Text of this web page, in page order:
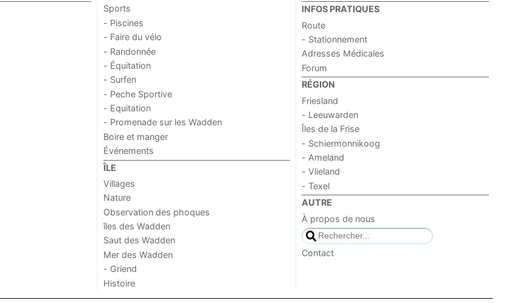
Sports
- Piscines
- Faire du vélo
- Randonnée
- Équitation
- Surfen
- Peche Sportive
- Equitation
- Promenade sur les Wadden
Boire et manger
Événements
ÎLE
Villages
Nature
Observation des phoques
îles des Wadden
Saut des Wadden
Mer des Wadden
- Griend
Histoire
INFOS PRATIQUES
Route
- Stationnement
Adresses Médicales
Forum
RÉGION
Friesland
- Leeuwarden
Îles de la Frise
- Schiermonnikoog
- Ameland
- Vlieland
- Texel
AUTRE
À propos de nous
Contact